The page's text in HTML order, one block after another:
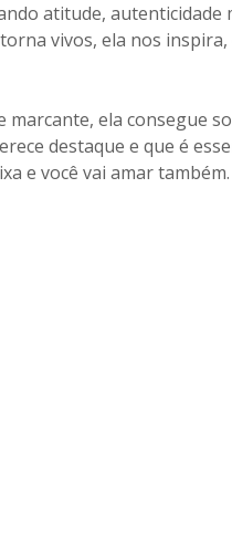
atitude,
vivos, ela nos
marcante, ela consegue
destaque e que é
e você vai amar também.